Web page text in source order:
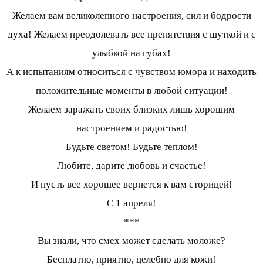
Желаем вам великолепного настроения, сил и бодрости
духа! Желаем преодолевать все препятствия с шуткой и с
улыбкой на губах!
А к испытаниям относиться с чувством юмора и находить
положительные моменты в любой ситуации!
Желаем заражать своих близких лишь хорошим
настроением и радостью!
Будьте светом! Будьте теплом!
Любите, дарите любовь и счастье!
И пусть все хорошее вернется к вам сторицей!
С 1 апреля!
***
Вы знали, что смех может сделать моложе?
Бесплатно, приятно, целебно для кожи!